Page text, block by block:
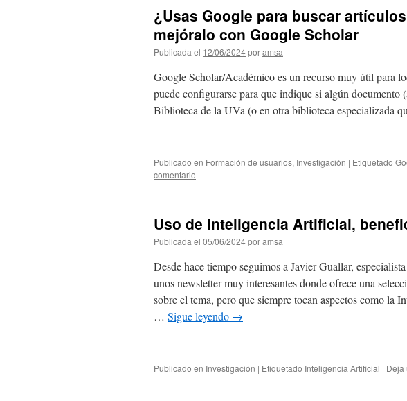
¿Usas Google para buscar
mejóralo con Google Scholar
Publicada el 12/06/2024poramsa
Google Scholar/Académico es un recurso muy útil para
puede configurarse para que indique si algún documento
Biblioteca de la UVa (o en otra biblioteca especializada
Publicado en Formación de usuarios, Investigación | Etiquetado
comentario
Uso de Inteligencia Artificial,
Publicada el 05/06/2024poramsa
Desde hace tiempo seguimos a Javier Guallar,
unos newsletter muy interesantes donde ofrece una
sobre el tema, pero que siempre tocan aspectos como la
… Sigue leyendo →
Publicado en Investigación | Etiquetado Inteligencia Artificial | Deja